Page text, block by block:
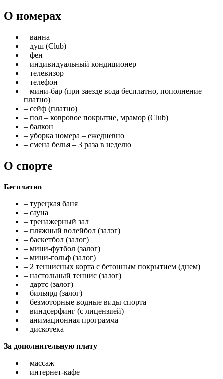
О номерах
– ванна
– душ (Club)
– фен
– индивидуальный кондиционер
– телевизор
– телефон
– мини-бар (при заезде вода бесплатно, пополнение
платно)
– сейф (платно)
– пол – ковровое покрытие, мрамор (Club)
– балкон
– уборка номера – ежедневно
– смена белья – 3 раза в неделю
О спорте
Бесплатно
– турецкая баня
– сауна
– тренажерный зал
– пляжный волейбол (залог)
– баскетбол (залог)
– мини-футбол (залог)
– мини-гольф (залог)
– 2 теннисных корта с бетонным покрытием (днем)
– настольный теннис (залог)
– дартс (залог)
– бильярд (залог)
– безмоторные водные виды спорта
– виндсерфинг (с лицензией)
– анимационная программа
– дискотека
За дополнительную плату
– массаж
– интернет-кафе